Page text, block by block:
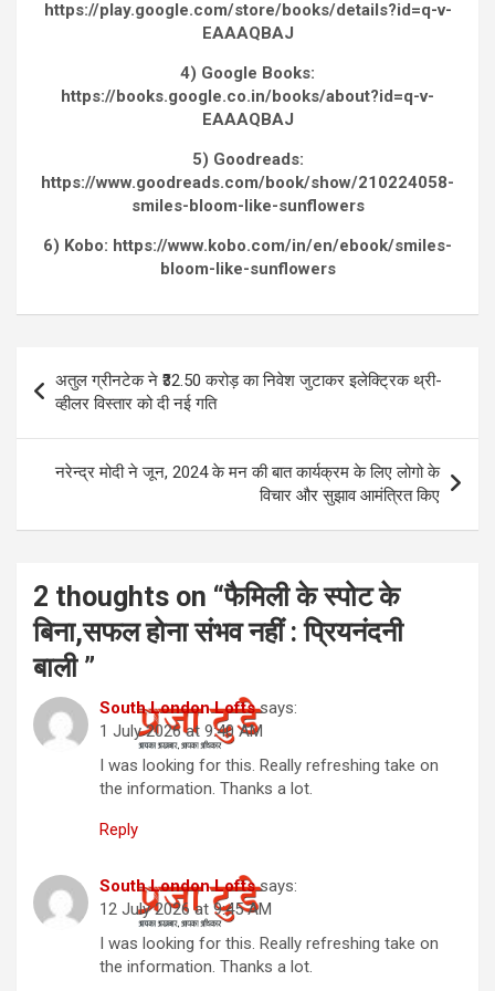
https://play.google.com/store/books/details?id=q-v-
EAAAQBAJ
4) Google Books:
https://books.google.co.in/books/about?id=q-v-
EAAAQBAJ
5) Goodreads:
https://www.goodreads.com/book/show/210224058-
smiles-bloom-like-sunflowers
6) Kobo: https://www.kobo.com/in/en/ebook/smiles-
bloom-like-sunflowers
navigation
अतुल ग्रीनटेक ने ₹32.50 करोड़ का निवेश जुटाकर इलेक्ट्रिक थ्री-
व्हीलर विस्तार को दी नई गति
नरेन्द्र मोदी ने जून, 2024 के मन की बात कार्यक्रम के लिए लोगो के
विचार और सुझाव आमंत्रित किए
2 thoughts on “फैमिली के स्पोट के
बिना,सफल होना संभव नहीं : प्रियनंदनी
बाली ”
South London Lofts says:
1 July 2026 at 9:40 AM
I was looking for this. Really refreshing take on
the information. Thanks a lot.
Reply
South London Lofts says:
12 July 2026 at 9:45 AM
I was looking for this. Really refreshing take on
the information. Thanks a lot.